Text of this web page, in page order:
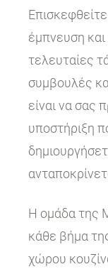
έμπνευση
τελευταίες
συμβουλές
είναι να σας
υποστήριξη
Η ομάδα της
κάθε βήμα
χώρου